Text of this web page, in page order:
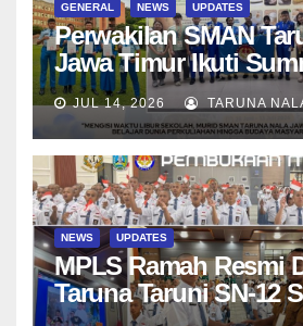
GENERAL NEWS UPDATES
Perwakilan SMAN
Jawa Timur Ikuti
di Da-Yeh University,
JUL 14, 2026 TARUNA
NEWS UPDATES
MPLS Ramah Resmi
Taruna Taruni SN-12
Taruna Nala Jawa